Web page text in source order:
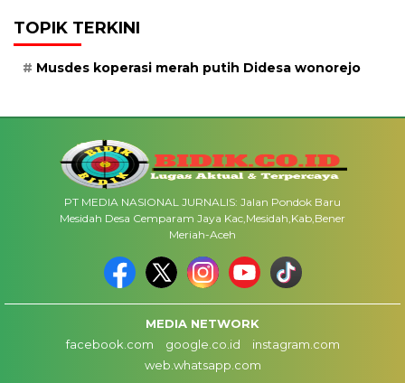
TOPIK TERKINI
Musdes koperasi merah putih Didesa wonorejo
PT MEDIA NASIONAL JURNALIS: Jalan Pondok Baru
Mesidah Desa Cemparam Jaya Kac,Mesidah,Kab,Bener
Meriah-Aceh
MEDIA NETWORK
facebook.com
google.co.id
instagram.com
web.whatsapp.com